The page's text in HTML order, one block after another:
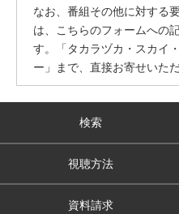
なお、番組その他に対する
は、こちらのフォームへの
す。「タカラヅカ・スカイ
ー」まで、直接お寄せいた
検索
視聴方法
資料請求